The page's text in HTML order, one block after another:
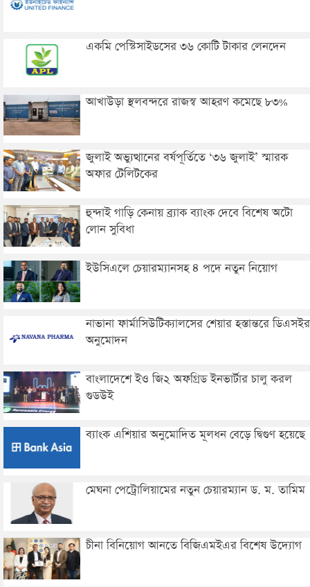
একমি পেস্টিসাইডসের ৩৬ কোটি টাকার লেনদেন
আখাউড়া স্থলবন্দরে রাজস্ব আহরণ কমেছে ৮৩%
জুলাই অভ্যুত্থানের বর্ষপূর্তিতে ‘৩৬ জুলাই’ স্মারক
অফার টেলিটকের
হুন্দাই গাড়ি কেনায় ব্র্যাক ব্যাংক দেবে বিশেষ অটো
লোন সুবিধা
ইউসিএলে চেয়ারম্যানসহ ৪ পদে নতুন নিয়োগ
নাভানা ফার্মাসিউটিক্যালসের শেয়ার হস্তান্তরে ডিএসইর
অনুমোদন
বাংলাদেশে ইও জি২ অফগ্রিড ইনভার্টার চালু করল
গুডউই
ব্যাংক এশিয়ার অনুমোদিত মূলধন বেড়ে দ্বিগুণ হয়েছে
মেঘনা পেট্রোলিয়ামের নতুন চেয়ারম্যান ড. ম. তামিম
চীনা বিনিয়োগ আনতে বিজিএমইএর বিশেষ উদ্যোগ